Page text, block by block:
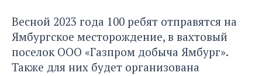
Весной 2023 года 100 ребят отправятся на
Ямбургское месторождение, в вахтовый
поселок ООО «Газпром добыча Ямбург».
Также для них будет организована